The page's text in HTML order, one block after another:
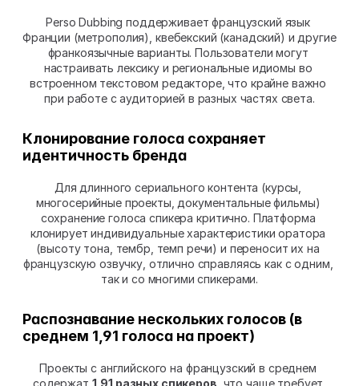
Perso Dubbing поддерживает французский язык
Франции (метрополия), квебекский (канадский) и другие
франкоязычные варианты. Пользователи могут
настраивать лексику и региональные идиомы во
встроенном текстовом редакторе, что крайне важно
при работе с аудиторией в разных частях света.
Клонирование голоса сохраняет
идентичность бренда
Для длинного сериального контента (курсы,
многосерийные проекты, документальные фильмы)
сохранение голоса спикера критично. Платформа
клонирует индивидуальные характеристики оратора
(высоту тона, тембр, темп речи) и переносит их на
французскую озвучку, отлично справляясь как с одним,
так и со многими спикерами.
Распознавание нескольких голосов (в
среднем 1,91 голоса на проект)
Проекты с английского на французский в среднем